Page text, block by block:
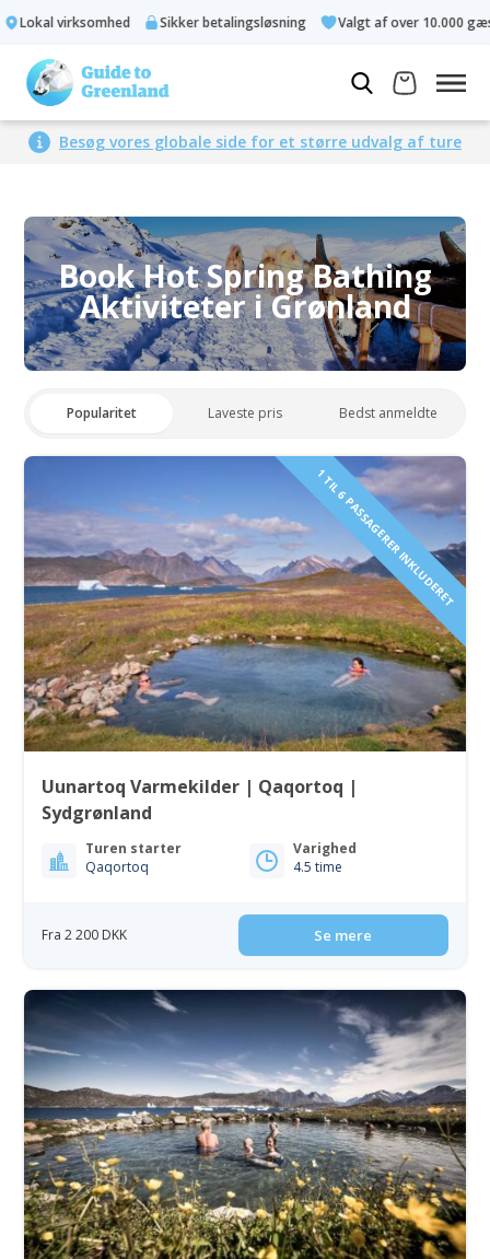
Lokal virksomhed Sikker betalingsløsning Valgt af over 10.000
Besøg vores globale side for et større udvalg af ture
Book Hot Spring Bathing
Aktiviteter i Grønland
Popularitet Laveste pris Bedst anmeldte
1 TIL 6 PASSAGERER INKLUDERET
Uunartoq Varmekilder | Qaqortoq |
Sydgrønland
Turen starter
Qaqortoq
Varighed
4.5 time
Fra 2 200 DKK Se mere